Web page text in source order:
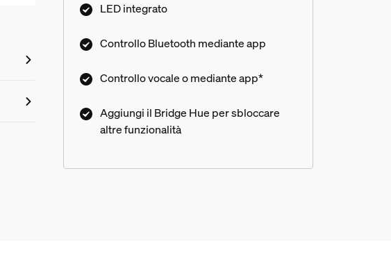
LED integrato
Controllo Bluetooth mediante app
Controllo vocale o mediante app*
Aggiungi il Bridge Hue per sbloccare
altre funzionalità